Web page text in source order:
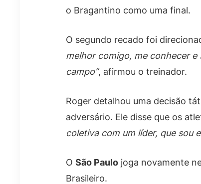
o Bragantino como uma final.
O segundo recado foi
melhor comigo, me conhecer
campo”, afirmou o treinador.
Roger detalhou uma decisão
adversário. Ele disse que os
coletiva com um líder, que sou
O São Paulo joga novamente
Brasileiro.